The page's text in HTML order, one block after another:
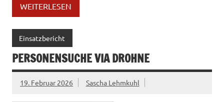
WEITERLESEN
Einsatzbericht
PERSONENSUCHE VIA DROHNE
19. Februar 2026 Sascha Lehmkuhl